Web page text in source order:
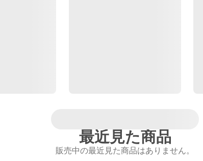
最近見た商品
販売中の最近見た商品はありません。